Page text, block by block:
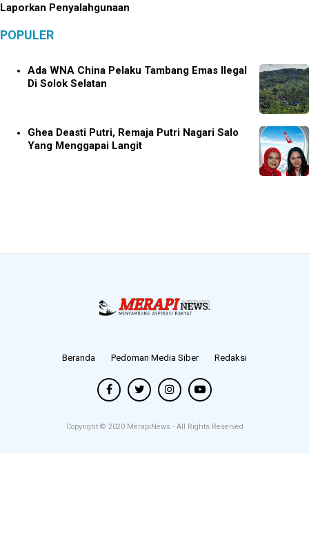
Laporkan Penyalahgunaan
POPULER
Ada WNA China Pelaku Tambang Emas Ilegal
Di Solok Selatan
Ghea Deasti Putri, Remaja Putri Nagari Salo
Yang Menggapai Langit
Beranda Pedoman Media Siber Redaksi
Copyright © 2020 MerapiNews - All Rights Reserved